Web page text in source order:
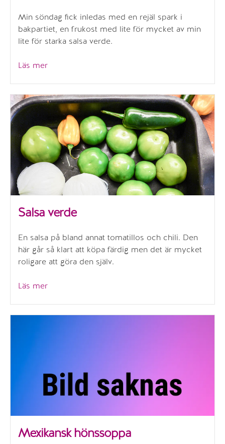
Min söndag fick inledas med en rejäl spark i
bakpartiet, en frukost med lite för mycket av min
lite för starka salsa verde.
Läs mer”En
röven
morgonen”
Salsa verde
En salsa på bland annat tomatillos och chili. Den
här går så klart att köpa färdig men det är mycket
roligare att göra den själv.
Läs mer”Salsa
Mexikansk hönssoppa